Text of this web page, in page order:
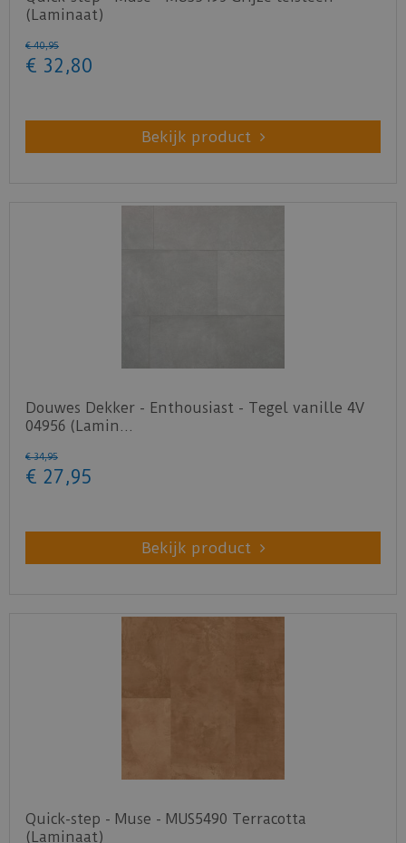
(Laminaat)
€ 40,95
€ 32 ,80
Bekijk product
Douwes Dekker - Enthousiast - Tegel vanille 4V
04956 (Lamin…
€ 34,95
€ 27,95
Bekijk product
Quick-step - Muse - MUS5490 Terracotta
(Laminaat)